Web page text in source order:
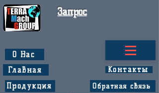
Главная Контакты
О Нас
Продукция Обратная связь
Запрос